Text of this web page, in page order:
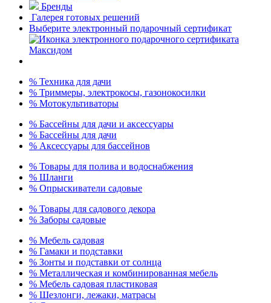
Бренды
Галерея готовых решений
Выберите электронный подарочный сертификат
% Техника для дачи
% Триммеры, электрокосы, газонокосилки
% Мотокультиваторы
% Бассейны для дачи и аксессуары
% Бассейны для дачи
% Аксессуары для бассейнов
% Товары для полива и водоснабжения
% Шланги
% Опрыскиватели садовые
% Товары для садового декора
% Заборы садовые
% Мебель садовая
% Гамаки и подставки
% Зонты и подставки от солнца
% Металлическая и комбинированная мебель
% Мебель садовая пластиковая
% Шезлонги, лежаки, матрасы